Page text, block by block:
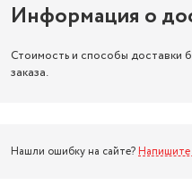
Информация о
Стоимость и способы доставки
заказа.
Нашли ошибку на сайте? Напишите